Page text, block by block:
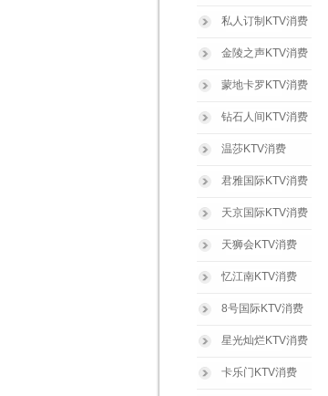
私人订制KTV消费
金陵之声KTV消费
蒙地卡罗KTV消费
钻石人间KTV消费
温莎KTV消费
君雅国际KTV消费
天京国际KTV消费
天狮会KTV消费
忆江南KTV消费
8号国际KTV消费
星光灿烂KTV消费
卡乐门KTV消费